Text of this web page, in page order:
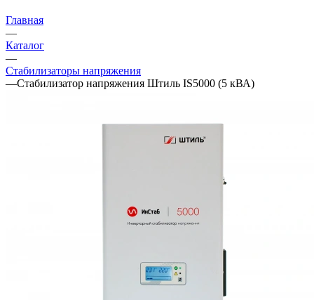
Главная
—
Каталог
—
Стабилизаторы напряжения
—Стабилизатор напряжения Штиль IS5000 (5 кВА)